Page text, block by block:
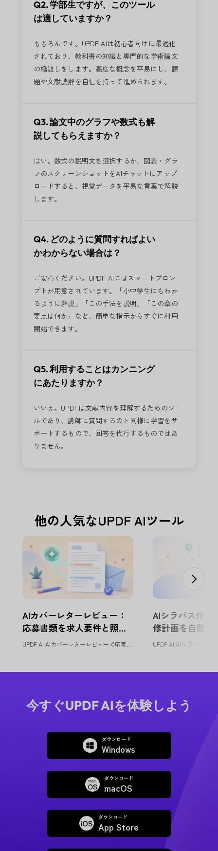
Q2. 学部生ですが、このツール
は適していますか？
もちろんです。UPDF AIは初心者向けに最適化
されており、教科書の知識と専門的な学術論文
の橋渡しをします。高度な概念を平易にし、課
題や文献読解を自信を持って進められます。
Q3. 論文中のグラフや数式も解
説してもらえますか？
はい。数式の説明文を選択するか、図表・グラ
フのスクリーンショットをAIチャットにアップ
ロードすると、視覚データを平易な言葉で解説
します。
Q4. どのように質問すればよい
かわからない場合は？
ご安心ください。UPDF AIにはスマートプロン
プトが用意されています。「小中学生にもわか
るように解説」「この手法を説明」「この章の
要点は何か」など、簡単な指示からすぐに利用
開始できます。
Q5. 利用することはカンニング
にあたりますか？
いいえ。UPDFは文献内容を理解するためのツー
ルであり、講師に質問するのと同様に学習をサ
ポートするもので、回答を代行するものではあ
りません。
他の人気なUPDF AIツール
AIカバーレターレビュー：
応募書類を求人要件と照合 |
UPDF AI
AIシラバス作成
修計画を自動設
今すぐUPDF AIを体験しよう
ダウンロード
Windows
ダウンロード
macOS
ダウンロード
App Store